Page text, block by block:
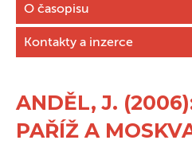
O časopisu
Kontakty a inzerce
ANDĚL, J.
PAŘÍŽ A